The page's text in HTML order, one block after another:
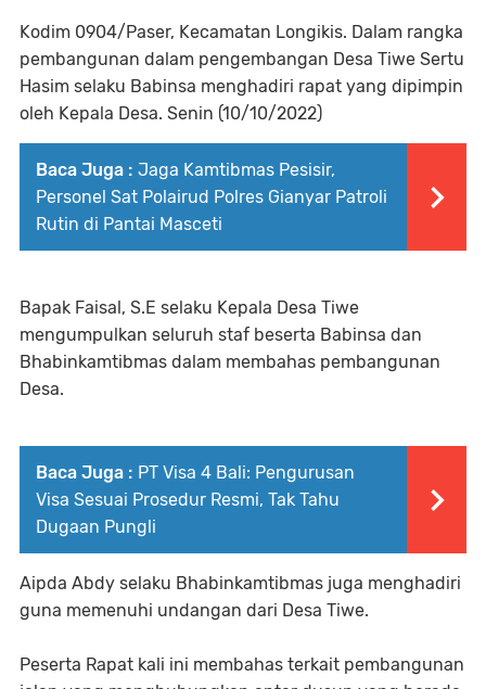
Kodim 0904/Paser, Kecamatan Longikis. Dalam rangka
pembangunan dalam pengembangan Desa Tiwe Sertu
Hasim selaku Babinsa menghadiri rapat yang dipimpin
oleh Kepala Desa. Senin (10/10/2022)
Baca Juga : Jaga Kamtibmas Pesisir,
Personel Sat Polairud Polres Gianyar Patroli
Rutin di Pantai Masceti
Bapak Faisal, S.E selaku Kepala Desa Tiwe
mengumpulkan seluruh staf beserta Babinsa dan
Bhabinkamtibmas dalam membahas pembangunan
Desa.
Baca Juga : PT Visa 4 Bali: Pengurusan
Visa Sesuai Prosedur Resmi, Tak Tahu
Dugaan Pungli
Aipda Abdy selaku Bhabinkamtibmas juga menghadiri
guna memenuhi undangan dari Desa Tiwe.
Peserta Rapat kali ini membahas terkait pembangunan